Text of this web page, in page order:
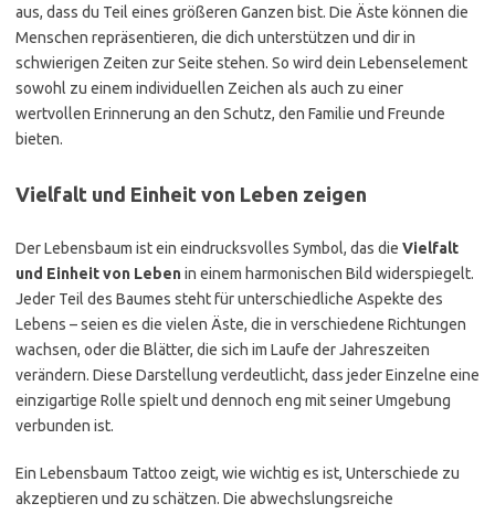
aus, dass du Teil eines größeren Ganzen bist. Die Äste können die
Menschen repräsentieren, die dich unterstützen und dir in
schwierigen Zeiten zur Seite stehen. So wird dein Lebenselement
sowohl zu einem individuellen Zeichen als auch zu einer
wertvollen Erinnerung an den Schutz, den Familie und Freunde
bieten.
Vielfalt und Einheit von Leben zeigen
Der Lebensbaum ist ein eindrucksvolles Symbol, das die Vielfalt
und Einheit von Lebenin einem harmonischen Bild widerspiegelt.
Jeder Teil des Baumes steht für unterschiedliche Aspekte des
Lebens – seien es die vielen Äste, die in verschiedene Richtungen
wachsen, oder die Blätter, die sich im Laufe der Jahreszeiten
verändern. Diese Darstellung verdeutlicht, dass jeder Einzelne eine
einzigartige Rolle spielt und dennoch eng mit seiner Umgebung
verbunden ist.
Ein Lebensbaum Tattoo zeigt, wie wichtig es ist, Unterschiede zu
akzeptieren und zu schätzen. Die abwechslungsreiche